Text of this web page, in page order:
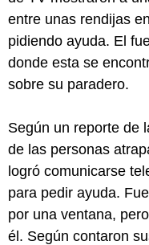
entre unas rendijas
pidiendo ayuda. El
donde esta se
sobre su paradero.
Según un reporte de
de las personas
logró comunicarse
para pedir ayuda.
por una ventana,
él. Según contaron